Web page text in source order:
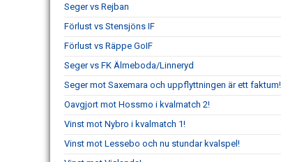
Seger vs Rejban
Förlust vs Stensjöns IF
Förlust vs Räppe GoIF
Seger vs FK Älmeboda/Linneryd
Seger mot Saxemara och uppflyttningen är ett faktum!
Oavgjort mot Hossmo i kvalmatch 2!
Vinst mot Nybro i kvalmatch 1!
Vinst mot Lessebo och nu stundar kvalspel!